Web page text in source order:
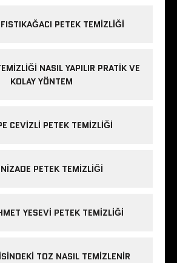
PETEK TEMIZLIĞI
NASIL YAPILIR PRATIK VE
KOLAY YÖNTEM
CEVIZLI PETEK TEMIZLIĞI
PETEK TEMIZLIĞI
YESEVI PETEK TEMIZLIĞI
TOZ NASIL TEMIZLENIR